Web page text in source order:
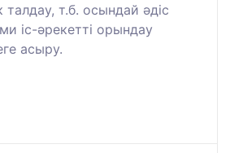
талдау, т.б. осындай әдіс
іс-әрекетті орындау
асыру.